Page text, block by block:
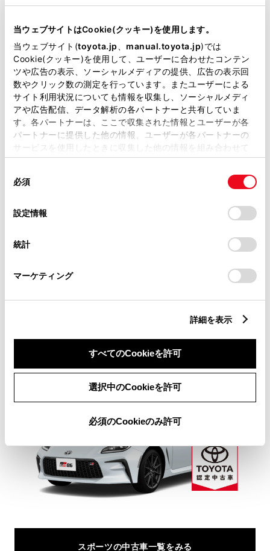
当ウェブサイトはCookie(クッキー)を使用します。
当ウェブサイト(toyota.jp manual.toyota.jp)では
Cookie(クッキー)を使用して、ユーザーに合わせたコンテン
ツや広告の表示、ソーシャルメディアの提供、広告の表示回
数やクリック数の測定を行っています。またユーザーによる
サイト利用状況についても情報を収集し、ソーシャルメディ
アや広告配信、データ解析の各パートナーと共有していま
す。各パートナーは、ここで収集された情報とユーザーが各
パートナーに提供した他の情報、ユーザーが各パートナーの
サービスを使用したときに収集した他の情報を組み合わせて
使用することがあります。当ウェブサイトの使用を続行する
デバイスにすべてのCookie(クッキー)が保存されることに同
意したことになります。Cookie(クッキー)のオプトアウト、
設定の変更、同意を撤回したりするにあたっては、当社の
「Cookie（クッキー）情報の取り扱いについて
」をご覧くだ
必須
設定情報
統計
マーケティング
詳細を表示
すべてのCookieを許可
選択中のCookieを許可
必須のCookieのみ許可
オーナーサポート情報
トヨタならではの安心と選びやすさで
きっとあなたにぴったりの中古車が見つかる。
スポーツの中古車一覧をみる